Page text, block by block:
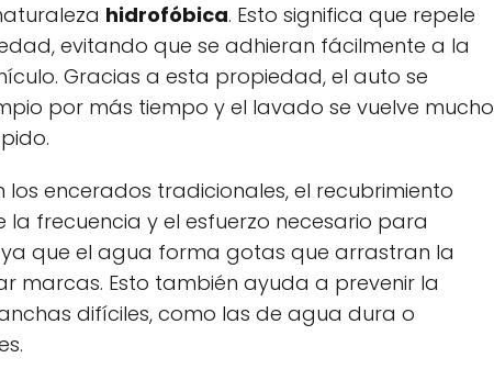
hidrofóbica. Esto significa que repele
evitando que se adhieran fácilmente a la
Gracias a esta propiedad, el auto se
por más tiempo y el lavado se vuelve mucho
encerados tradicionales, el recubrimiento
la frecuencia y el esfuerzo necesario para
ya que el agua forma gotas que arrastran la
marcas. Esto también ayuda a prevenir la
difíciles, como las de agua dura o